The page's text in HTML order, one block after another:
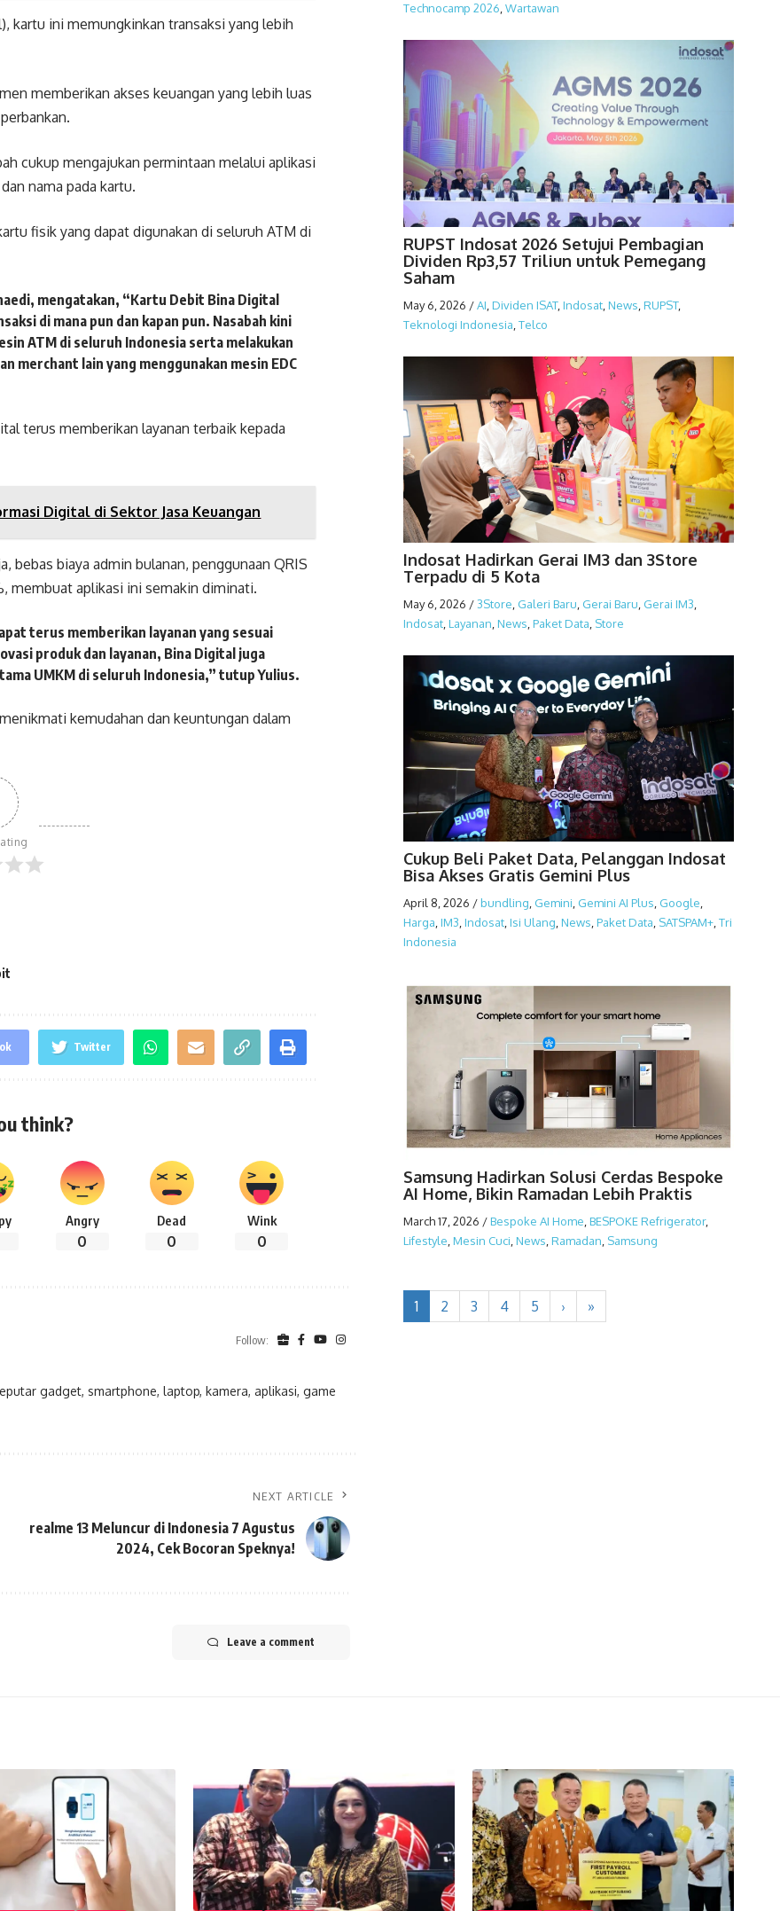
kartu ini memungkinkan transaksi yang lebih
memberikan akses keuangan yang lebih luas
cukup mengajukan permintaan melalui aplikasi
nama pada kartu.
fisik yang dapat digunakan di seluruh ATM di
, mengatakan, “Kartu Debit Bina Digital
di mana pun dan kapan pun. Nasabah kini
ATM di seluruh Indonesia serta melakukan
merchant lain yang menggunakan mesin EDC
terus memberikan layanan terbaik kepada
Digital di Sektor Jasa Keuangan
bebas biaya admin bulanan, penggunaan QRIS
membuat aplikasi ini semakin diminati.
terus memberikan layanan yang sesuai
produk dan layanan, Bina Digital juga
UMKM di seluruh Indonesia,” tutup Yulius.
kemudahan dan keuntungan dalam
Twitter
think?
Angry
0
Dead
0
Wink
0
Follow:
gadget, smartphone, laptop, kamera, aplikasi, game
NEXT ARTICLE
realme 13 Meluncur di Indonesia 7 Agustus
2024, Cek Bocoran Speknya!
Leave a comment
Technocamp 2026,Wartawan
RUPST Indosat 2026 Setujui Pembagian
Dividen Rp3,57 Triliun untuk Pemegang
Saham
May 6, 2026 /AI Dividen ISAT, Indosat, News RUPST,
Teknologi Indonesia Telco
Indosat Hadirkan Gerai IM3 dan 3Store
Terpadu di 5 Kota
May 6, 2026 /3Store Galeri Baru Gerai Baru Gerai IM3
Indosat, Layanan News Paket Data Store
Cukup Beli Paket Data, Pelanggan Indosat
Bisa Akses Gratis Gemini Plus
April 8, 2026 /bundling Gemini Gemini AI Plus Google
Harga IM3 Indosat, Isi Ulang News Paket Data SATSPAM+, Tri
Indonesia
Samsung Hadirkan Solusi Cerdas Bespoke
AI Home, Bikin Ramadan Lebih Praktis
March 17, 2026 /Bespoke AI Home BESPOKE Refrigerator,
Lifestyle Mesin Cuci News Ramadan Samsung
1 2 3 4 5 › »